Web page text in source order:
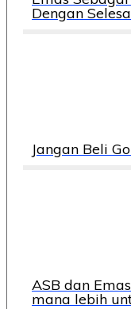
Dengan Selesa
Jangan Beli
ASB dan
mana lebih